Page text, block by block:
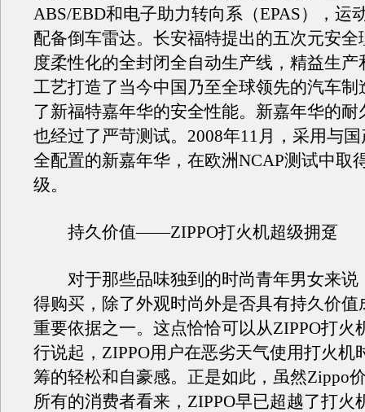
ABS/EBD和电子助力转向系（EPAS），运
配备倒车雷达。长安福特提出的五次元安全
度柔性化的全封闭全自动生产线，精益生产
工艺打造了当今中国乃至全球领先的汽车制
了新福特嘉年华的安全性能。新嘉年华的耐
也经过了严苛测试。2008年11月，采用与
全配置的新嘉年华，在欧洲NCAP测试中取
级。
持久价值——ZIPPO打火机超级拥趸
对于那些品味独到的时尚青年男女来说
得购买，除了外观时尚外是否具有持久价值
重要依据之一。这点恰恰可以从ZIPPO打火
行说起，ZIPPO用户在恶劣天气使用打火机
筹的轻松和自豪感。正是如此，虽然Zippo
所有的消费者看来，ZIPPO早已超越了打火